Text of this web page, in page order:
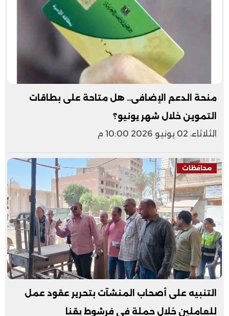
منحة الدعم الإضافى.. هل متاحة على بطاقات
التموين خلال شهر يونيو؟
الثلاثاء، 02 يونيو 2026 10:00 م
محافظات
التنبيه على أصحاب المنشآت بتحرير عقود عمل
للعاملين خلال حملة في فرشوط بقنا